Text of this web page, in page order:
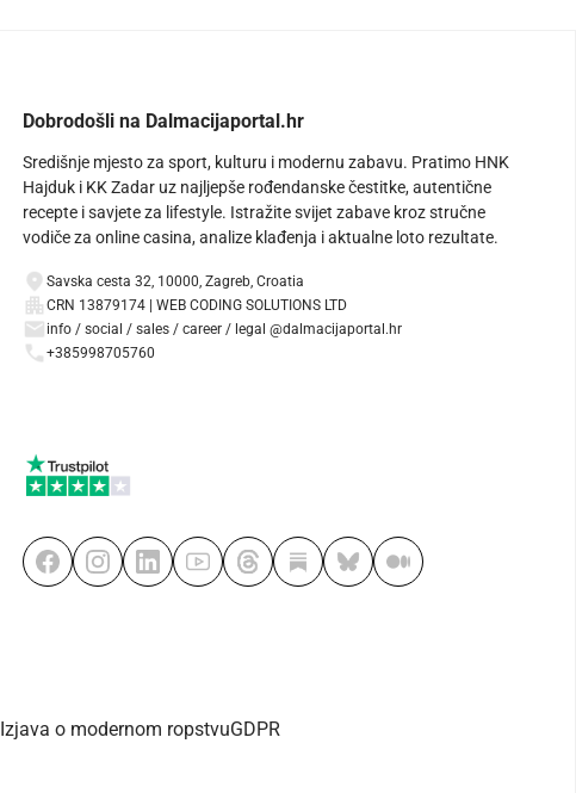
Dobrodošli na Dalmacijaportal.hr
Središnje mjesto za sport, kulturu i modernu zabavu. Pratimo HNK
Hajduk i KK Zadar uz najljepše rođendanske čestitke, autentične
recepte i savjete za lifestyle. Istražite svijet zabave kroz stručne
vodiče za online casina, analize klađenja i aktualne loto rezultate.
Savska cesta 32, 10000, Zagreb, Croatia
CRN 13879174 | WEB CODING SOLUTIONS LTD
info / social / sales / career / legal @dalmacijaportal.hr
+385998705760
Izjava o modernom ropstvuGDPR